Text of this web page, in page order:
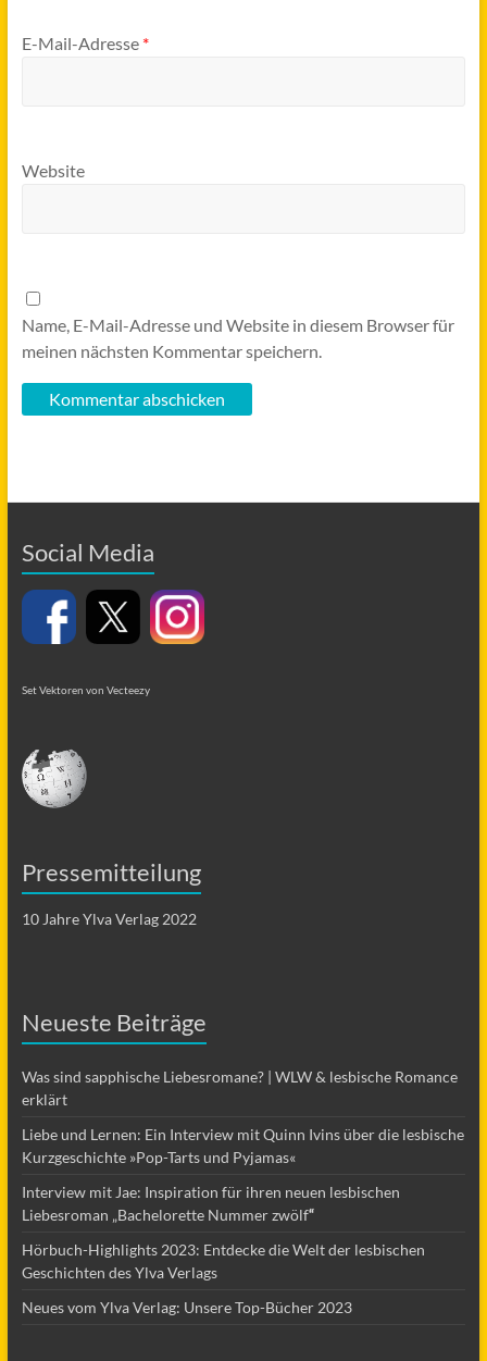
E-Mail-Adresse *
Website
Name, E-Mail-Adresse und Website in diesem Browser für
meinen nächsten Kommentar speichern.
Social Media
Set Vektoren von Vecteezy
Pressemitteilung
10 Jahre Ylva Verlag 2022
Neueste Beiträge
Was sind sapphische Liebesromane? | WLW & lesbische Romance
erklärt
Liebe und Lernen: Ein Interview mit Quinn Ivins über die lesbische
Kurzgeschichte »Pop-Tarts und Pyjamas«
Interview mit Jae: Inspiration für ihren neuen lesbischen
Liebesroman „Bachelorette Nummer zwölf“
Hörbuch-Highlights 2023: Entdecke die Welt der lesbischen
Geschichten des Ylva Verlags
Neues vom Ylva Verlag: Unsere Top-Bücher 2023